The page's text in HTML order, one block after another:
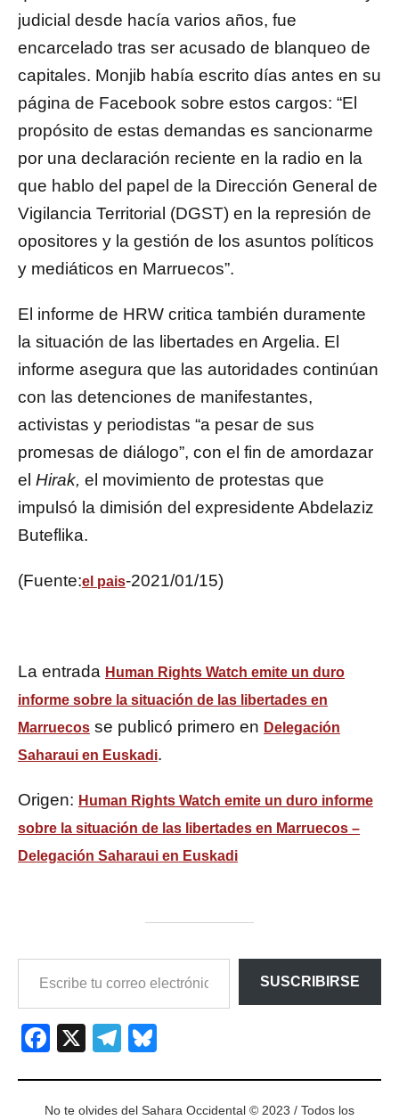
judicial desde hacía varios años, fue
encarcelado tras ser acusado de blanqueo de
capitales. Monjib había escrito días antes en su
página de Facebook sobre estos cargos: “El
propósito de estas demandas es sancionarme
por una declaración reciente en la radio en la
que hablo del papel de la Dirección General de
Vigilancia Territorial (DGST) en la represión de
opositores y la gestión de los asuntos políticos
y mediáticos en Marruecos”.
El informe de HRW critica también duramente
la situación de las libertades en Argelia. El
informe asegura que las autoridades continúan
con las detenciones de manifestantes,
activistas y periodistas “a pesar de sus
promesas de diálogo”, con el fin de amordazar
el Hirak, el movimiento de protestas que
impulsó la dimisión del expresidente Abdelaziz
Buteflika.
(Fuente:el pais-2021/01/15)
La entrada Human Rights Watch emite un duro
informe sobre la situación de las libertades en
Marruecos se publicó primero en Delegación
Saharaui en Euskadi.
Origen: Human Rights Watch emite un duro informe
sobre la situación de las libertades en Marruecos –
Delegación Saharaui en Euskadi
SUSCRIBIRSE
Facebook
X Telegram
No te olvides del Sahara Occidental © 2023 / Todos los